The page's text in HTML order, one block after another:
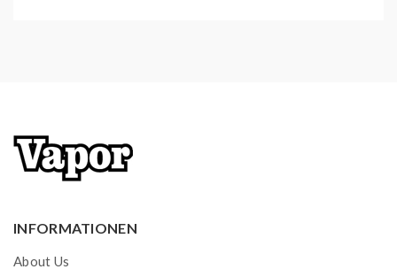
INFORMATIONEN
About Us